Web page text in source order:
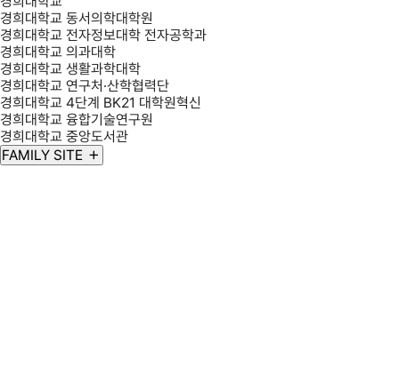
경희대학교 동서의학대학원
경희대학교 전자정보대학 전자공학과
경희대학교 의과대학
경희대학교 생활과학대학
경희대학교 연구처·산학협력단
경희대학교 4단계 BK21 대학원혁신
경희대학교 융합기술연구원
경희대학교 중앙도서관
FAMILY SITE